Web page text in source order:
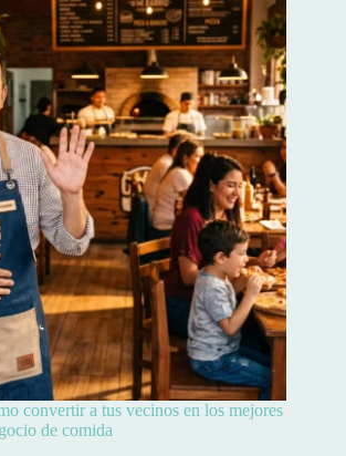
convertir a tus vecinos en los mejores
de comida